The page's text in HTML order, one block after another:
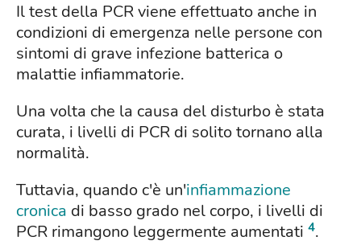
Il test della PCR viene effettuato anche in
condizioni di emergenza nelle persone con
sintomi di grave infezione batterica o
malattie infiammatorie.
Una volta che la causa del disturbo è stata
curata, i livelli di PCR di solito tornano alla
normalità.
Tuttavia, quando c'è un'infiammazione
cronica di basso grado nel corpo, i livelli di
PCR rimangono leggermente aumentati 4.